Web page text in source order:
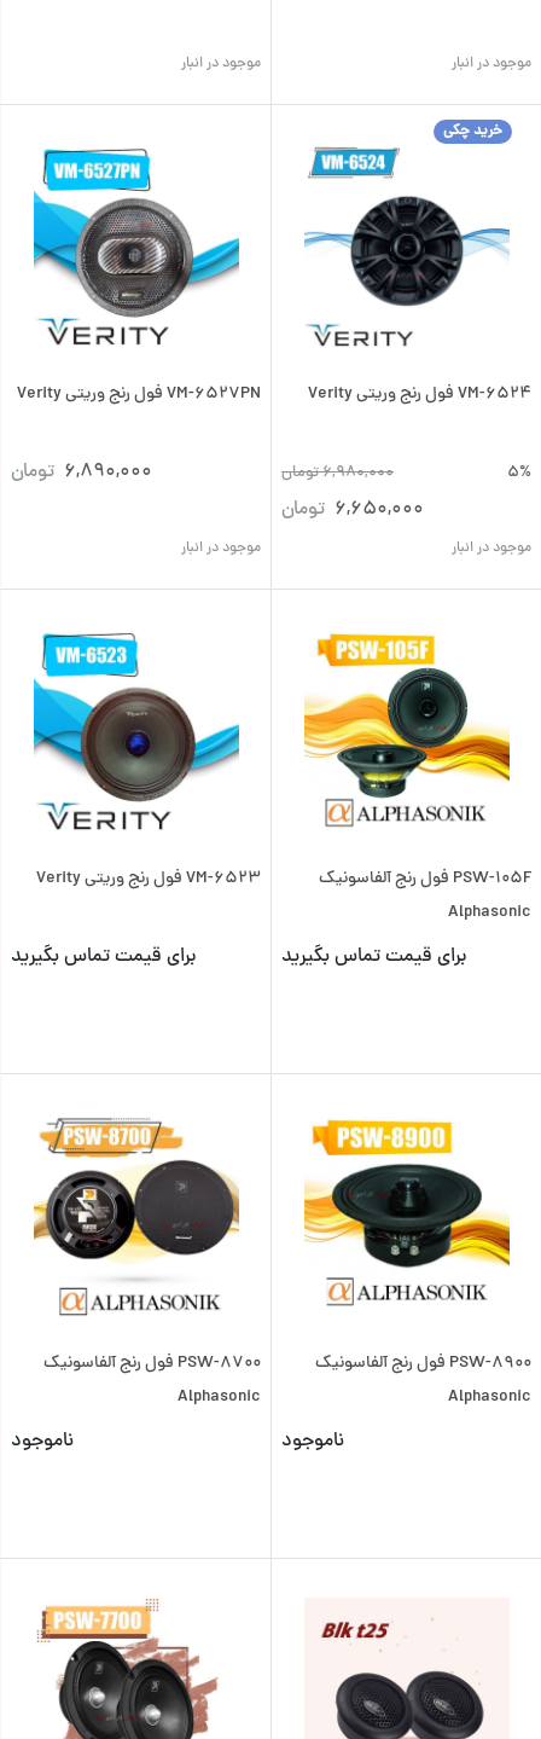
موجود در انبار موجود در انبار
خرید چکی
VM-6524 فول رنج وریتی Verity
5%
6,980,000تومان
6,650,000 تومان
موجود در انبار
VM-6527PN فول رنج وریتی Verity
6,890,000 تومان
موجود در انبار
PSW-105F فول رنج آلفاسونیک
Alphasonic
برای قیمت تماس بگیرید
VM-6523 فول رنج وریتی Verity
برای قیمت تماس بگیرید
PSW-8900 فول رنج آلفاسونیک
Alphasonic
ناموجود
PSW-8700 فول رنج آلفاسونیک
Alphasonic
ناموجود